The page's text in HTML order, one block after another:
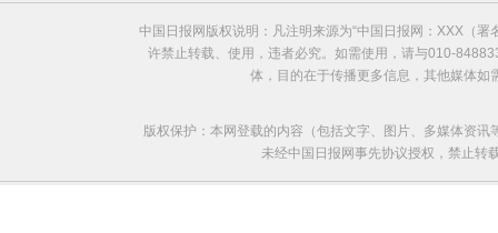
中国日报网版权说明：凡注明来源为“中国日报网：XXX（
许禁止转载、使用，违者必究。如需使用，请与010-
体，目的在于传播更多信息，其他媒体
版权保护：本网登载的内容（包括文字、图片、多媒体资
未经中国日报网事先协议授权，禁止转